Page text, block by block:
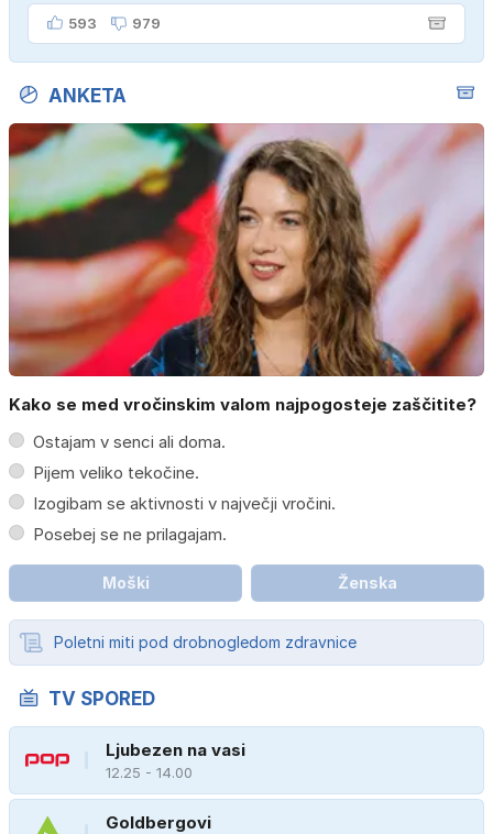
593 979
ANKETA
Kako se med vročinskim valom najpogosteje zaščitite?
Ostajam v senci ali doma.
Pijem veliko tekočine.
Izogibam se aktivnosti v največji vročini.
Posebej se ne prilagajam.
Moški Ženska
Poletni miti pod drobnogledom zdravnice
TV SPORED
Ljubezen na vasi
12.25 - 14.00
Goldbergovi